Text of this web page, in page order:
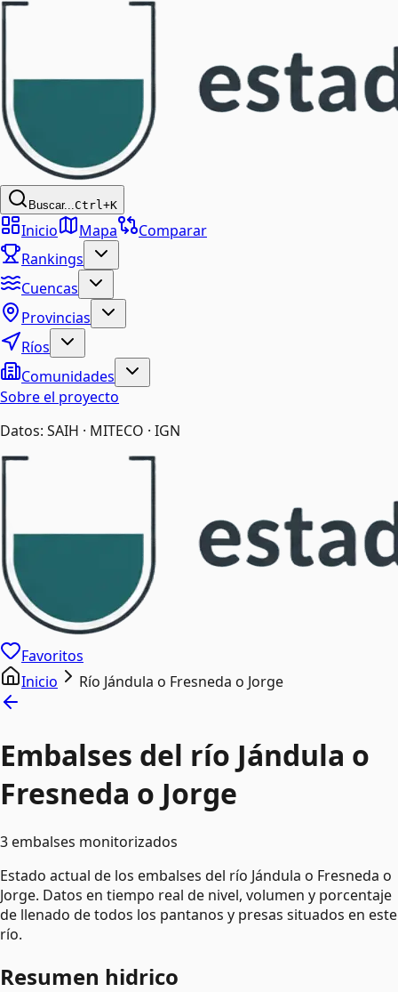
Buscar...Ctrl+K
Inicio Mapa
Comparar
Rankings
Cuencas
Provincias
Ríos
Comunidades
Sobre el proyecto
Datos: SAIH · MITECO · IGN
Favoritos
Inicio
Río Jándula o Fresneda o Jorge
Embalses del río Jándula o
Fresneda o Jorge
3 embalses monitorizados
Estado actual de los embalses del río Jándula o Fresneda o
Jorge. Datos en tiempo real de nivel, volumen y porcentaje
de llenado de todos los pantanos y presas situados en este
río.
Resumen hidrico